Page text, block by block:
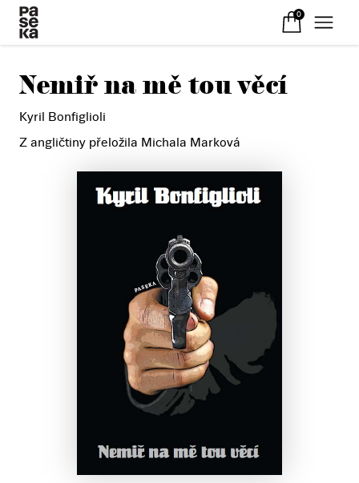
0
Nemiř na mě tou věcí
Kyril Bonfiglioli
Z angličtiny přeložila Michala Marková